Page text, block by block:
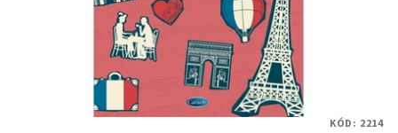
KÓD: 2214